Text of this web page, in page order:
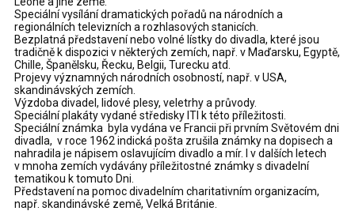
Speciální vysílání dramatických pořadů na národních a
regionálních televizních a rozhlasových stanicích.
Bezplatná představení nebo volné lístky do divadla, které jsou
tradičně k dispozici v některých zemích, např. v Maďarsku, Egyptě,
Chille, Španělsku, Řecku, Belgii, Turecku atd.
Projevy významných národních osobností, např. v USA,
skandinávských zemích.
Výzdoba divadel, lidové plesy, veletrhy a průvody.
Speciální plakáty vydané středisky ITI k této příležitosti.
Speciální známka byla vydána ve Francii při prvním Světovém dni
divadla, v roce 1962 indická pošta zrušila známky na dopisech a
nahradila je nápisem oslavujícím divadlo a mír. I v dalších letech
v mnoha zemích vydávány příležitostné známky s divadelní
tematikou k tomuto Dni.
Představení na pomoc divadelním charitativním organizacím,
např. skandinávské země, Velká Británie.